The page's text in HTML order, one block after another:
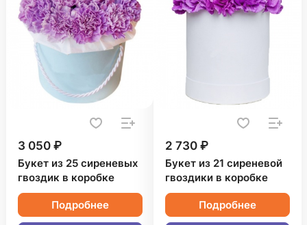
3 050 ₽
Букет из 25 сиреневых
гвоздик в коробке
Подробнее
2 730 ₽
Букет из 21 сиреневой
гвоздики в коробке
Подробнее